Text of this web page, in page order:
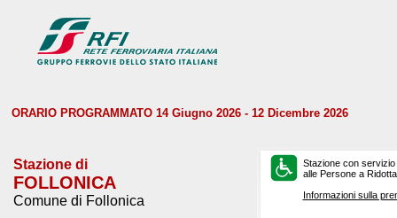
ORARIO PROGRAMMATO 14 Giugno 2026 - 12 Dicembre 2026
Stazione di
FOLLONICA
Comune di Follonica
Stazione con
alle Persone a
Informazioni sulla